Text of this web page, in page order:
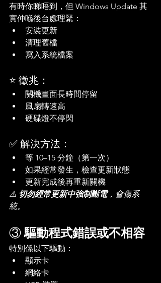
有時你睇唔到，但 Windows Update 其
實仲喺後台處理緊：
安裝更新
清理舊檔
寫入系統檔案
⭐ 徵兆：
關機畫面長時間停留
風扇轉速高
硬碟燈不停閃
✅ 解決方法：
等 10–15 分鐘（第一次）
如果經常發生，檢查更新狀態
更新完成後再重新關機
⚠️ 切勿經常更新中強制斷電，會傷系
統。
③ 驅動程式錯誤或不相容
特別係以下驅動：
顯示卡
網絡卡